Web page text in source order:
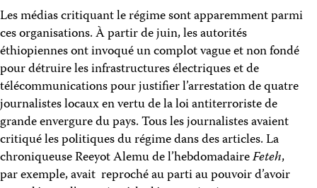
Les médias critiquant le régime sont apparemment parmi
ces organisations. À partir de juin, les autorités
éthiopiennes ont invoqué un complot vague et non fondé
pour détruire les infrastructures électriques et de
télécommunications pour justifier l’arrestation de quatre
journalistes locaux en vertu de la loi antiterroriste de
grande envergure du pays. Tous les journalistes avaient
critiqué les politiques du régime dans des articles. La
chroniqueuse Reeyot Alemu de l’hebdomadaireFeteh,
par exemple, avait reproché au parti au pouvoir d’avoir